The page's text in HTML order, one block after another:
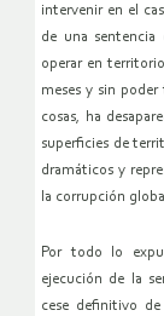
intervenir en el
de una
operar en
meses y sin
cosas, ha
superficies de
dramáticos y
la corrupción
Por todo lo
ejecución de la
cese definitivo de